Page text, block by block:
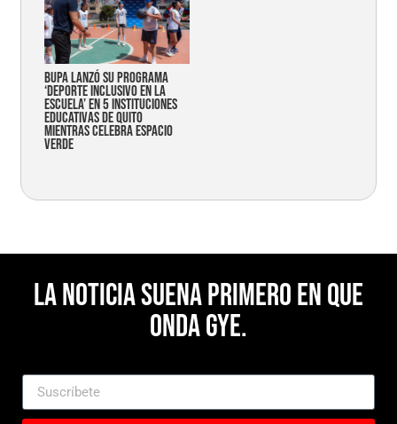
Bupa lanzó su programa
‘Deporte Inclusivo en la
Escuela’ en 5 instituciones
educativas de Quito
mientras celebra espacio
verde
La noticia suena primero en Que
Onda Gye.